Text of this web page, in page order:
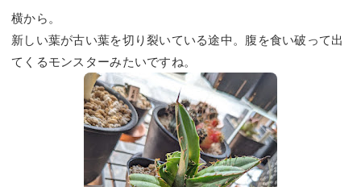
横から。
新しい葉が古い葉を切り裂いている途中。腹を食い破って出
てくるモンスターみたいですね。